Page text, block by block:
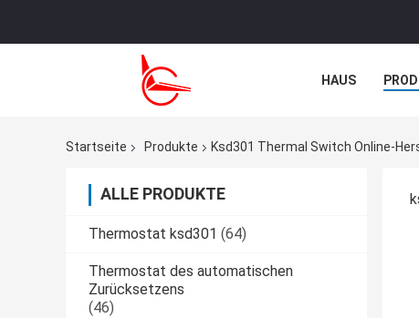
HAUS
Startseite
Produkte Ksd301 Thermal Switch Online-
ALLE PRODUKTE
Thermostat ksd301 (64)
Thermostat des automatischen
Zurücksetzens
(46)